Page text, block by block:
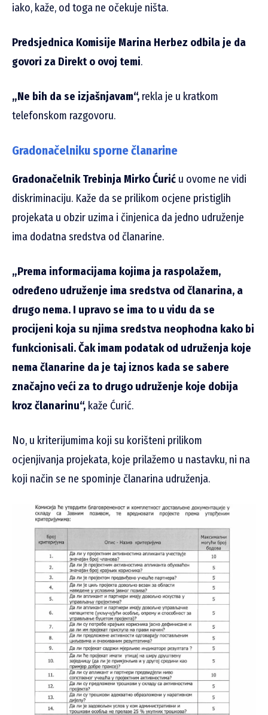
iako, kaže, od toga ne očekuje ništa.
Predsjednica Komisije Marina Herbez odbila je da
govori za Direkt o ovoj temi.
„Ne bih da se izjašnjavam“, rekla je u kratkom
telefonskom razgovoru.
Gradonačelniku sporne članarine
Gradonačelnik Trebinja Mirko Ćurić u ovome ne vidi
diskriminaciju. Kaže da se prilikom ocjene pristiglih
projekata u obzir uzima i činjenica da jedno udruženje
ima dodatna sredstva od članarine.
„Prema informacijama kojima ja raspolažem,
određeno udruženje ima sredstva od članarina, a
drugo nema. I upravo se ima to u vidu da se
procijeni koja su njima sredstva neophodna kako bi
funkcionisali. Čak imam podatak od udruženja koje
nema članarine da je taj iznos kada se sabere
značajno veći za to drugo udruženje koje dobija
kroz članarinu“, kaže Ćurić.
No, u kriterijumima koji su korišteni prilikom
ocjenjivanja projekata, koje prilažemo u nastavku, ni na
koji način se ne spominje članarina udruženja.